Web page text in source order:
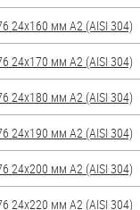
24х160 мм А2 (AISI 304)
24х170 мм А2 (AISI 304)
24х180 мм А2 (AISI 304)
24х190 мм А2 (AISI 304)
24х200 мм А2 (AISI 304)
24х220 мм А2 (AISI 304)